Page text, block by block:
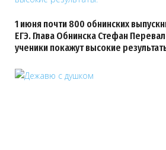
1 июня почти 800 обнинских
ЕГЭ. Глава Обнинска Стефан
ученики покажут высокие